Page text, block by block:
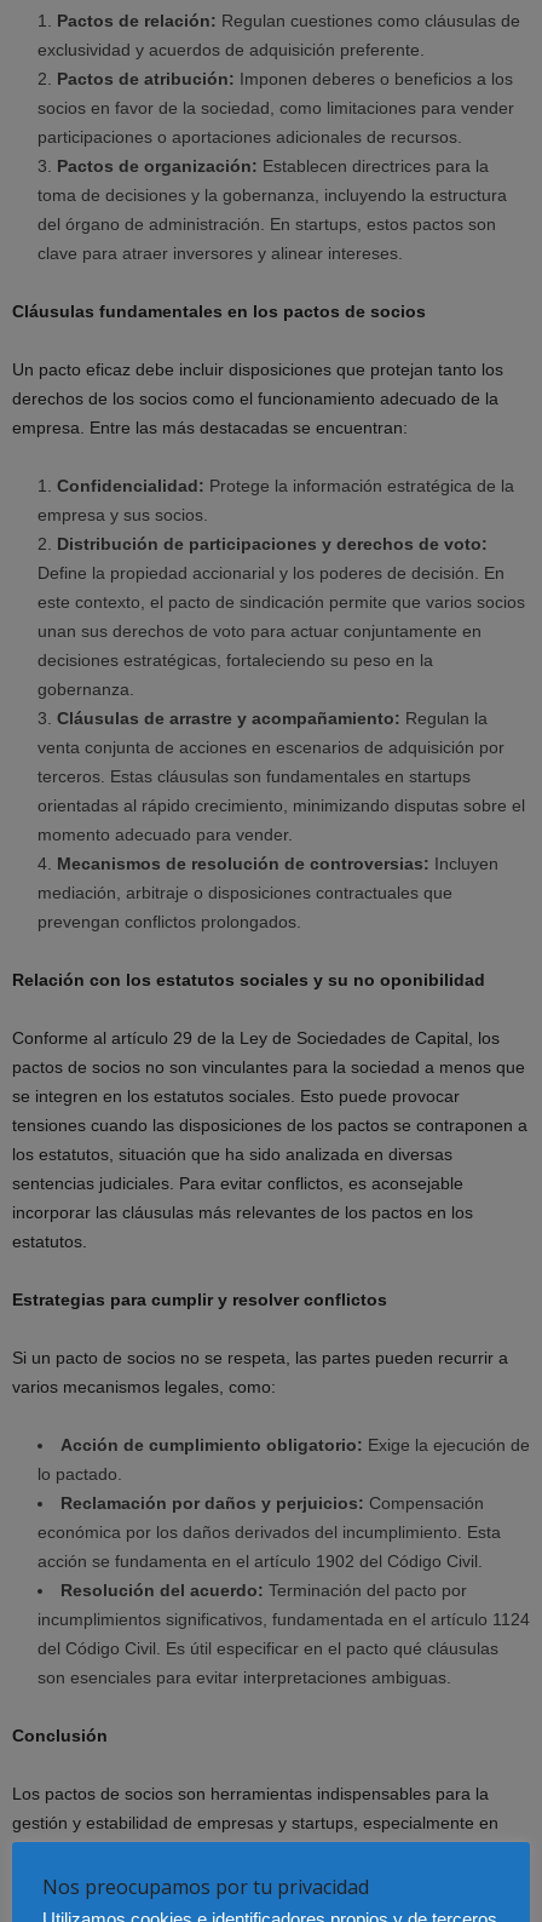
Pactos de relación: Regulan cuestiones como cláusulas de
exclusividad y acuerdos de adquisición preferente.
Pactos de atribución: Imponen deberes o beneficios a los
socios en favor de la sociedad, como limitaciones para vender
participaciones o aportaciones adicionales de recursos.
Pactos de organización: Establecen directrices para la
toma de decisiones y la gobernanza, incluyendo la estructura
del órgano de administración. En startups, estos pactos son
clave para atraer inversores y alinear intereses.
Cláusulas fundamentales en los pactos de socios
Un pacto eficaz debe incluir disposiciones que protejan tanto los
derechos de los socios como el funcionamiento adecuado de la
empresa. Entre las más destacadas se encuentran:
Confidencialidad: Protege la información estratégica de la
empresa y sus socios.
Distribución de participaciones y derechos de voto:
Define la propiedad accionarial y los poderes de decisión. En
este contexto, el pacto de sindicación permite que varios socios
unan sus derechos de voto para actuar conjuntamente en
decisiones estratégicas, fortaleciendo su peso en la
gobernanza.
Cláusulas de arrastre y acompañamiento: Regulan la
venta conjunta de acciones en escenarios de adquisición por
terceros. Estas cláusulas son fundamentales en startups
orientadas al rápido crecimiento, minimizando disputas sobre el
momento adecuado para vender.
Mecanismos de resolución de controversias: Incluyen
mediación, arbitraje o disposiciones contractuales que
prevengan conflictos prolongados.
Relación con los estatutos sociales y su no oponibilidad
Conforme al artículo 29 de la Ley de Sociedades de Capital, los
pactos de socios no son vinculantes para la sociedad a menos que
se integren en los estatutos sociales. Esto puede provocar
tensiones cuando las disposiciones de los pactos se contraponen a
los estatutos, situación que ha sido analizada en diversas
sentencias judiciales. Para evitar conflictos, es aconsejable
incorporar las cláusulas más relevantes de los pactos en los
estatutos.
Estrategias para cumplir y resolver conflictos
Si un pacto de socios no se respeta, las partes pueden recurrir a
varios mecanismos legales, como:
Acción de cumplimiento obligatorio: Exige la ejecución de
lo pactado.
Reclamación por daños y perjuicios: Compensación
económica por los daños derivados del incumplimiento. Esta
acción se fundamenta en el artículo 1902 del Código Civil.
Resolución del acuerdo: Terminación del pacto por
incumplimientos significativos, fundamentada en el artículo 1124
del Código Civil. Es útil especificar en el pacto qué cláusulas
son esenciales para evitar interpretaciones ambiguas.
Conclusión
Los pactos de socios son herramientas indispensables para la
gestión y estabilidad de empresas y startups, especialmente en
nuestras empresas en el 2025. Ofrecen flexibilidad en la regulación
de las relaciones entre socios, pero deben ser cuidadosamente
Nos preocupamos por tu privacidad